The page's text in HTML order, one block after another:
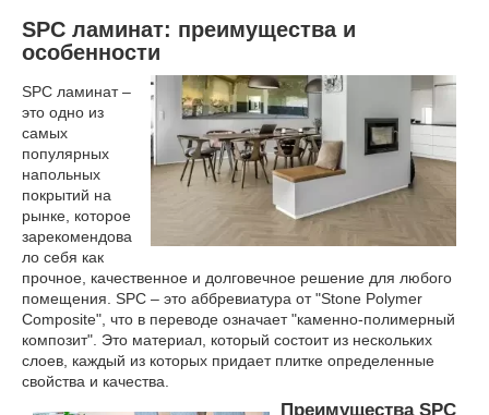
SPC ламинат: преимущества и
особенности
SPC ламинат –
это одно из
самых
популярных
напольных
покрытий на
рынке, которое
зарекомендова
ло себя как
прочное, качественное и долговечное решение для любого
помещения. SPC – это аббревиатура от "Stone Polymer
Composite", что в переводе означает "каменно-полимерный
композит". Это материал, который состоит из нескольких
слоев, каждый из которых придает плитке определенные
свойства и качества.
Преимущества SPC